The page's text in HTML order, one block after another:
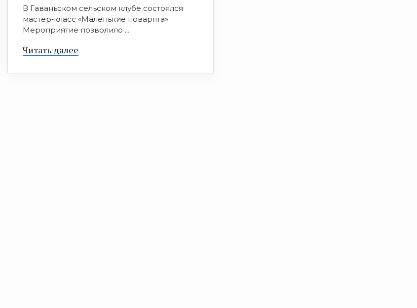
В Гаваньском сельском клубе состоялся
мастер‑класс «Маленькие поварята».
Мероприятие позволило ...
Читать далее